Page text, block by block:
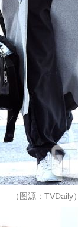
（图源：TVDaily）